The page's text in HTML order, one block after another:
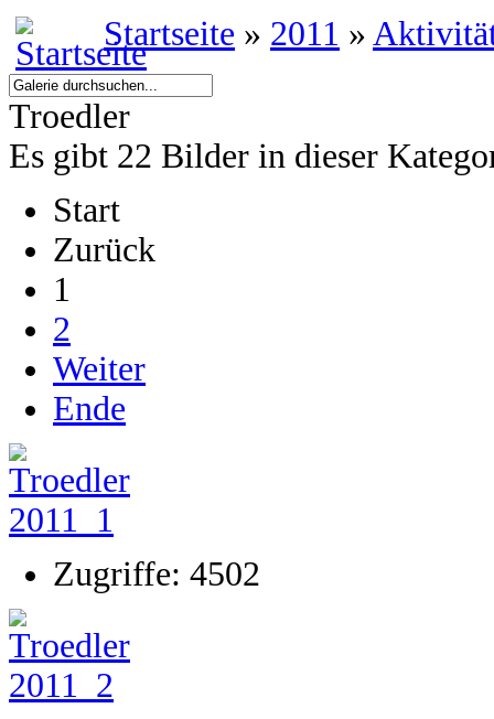
Startseite » 2011 »
Troedler
Es gibt 22 Bilder in dieser
Start
Zurück
1
2
Weiter
Ende
Zugriffe: 4502